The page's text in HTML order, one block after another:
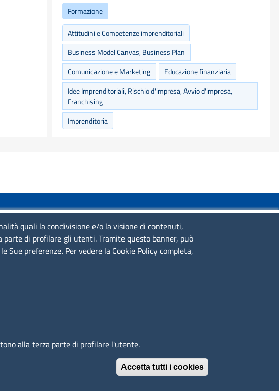
Formazione
Attitudini e Competenze imprenditoriali
Business Model Canvas, Business Plan
Comunicazione e Marketing
Educazione finanziaria
Idee Imprenditoriali, Rischio d'impresa, Avvio d'impresa,
Franchising
Imprenditoria
SERVIZIO REALIZZATO DA
© 2023 SNI Servizio Nuove Imprese
quali la condivisione e/o la visione di contenuti,
parte di profilare gli utenti. Tramite questo banner, può
preferenze. Per vedere la Cookie Policy completa,
alla terza parte di profilare l'utente.
Accetta tutti i cookies